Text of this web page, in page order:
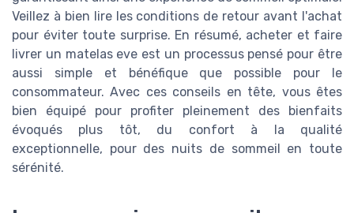
Veillez à bien lire les conditions de retour avant l'achat
pour éviter toute surprise. En résumé, acheter et faire
livrer un matelas eve est un processus pensé pour être
aussi simple et bénéfique que possible pour le
consommateur. Avec ces conseils en tête, vous êtes
bien équipé pour profiter pleinement des bienfaits
évoqués plus tôt, du confort à la qualité
exceptionnelle, pour des nuits de sommeil en toute
sérénité.